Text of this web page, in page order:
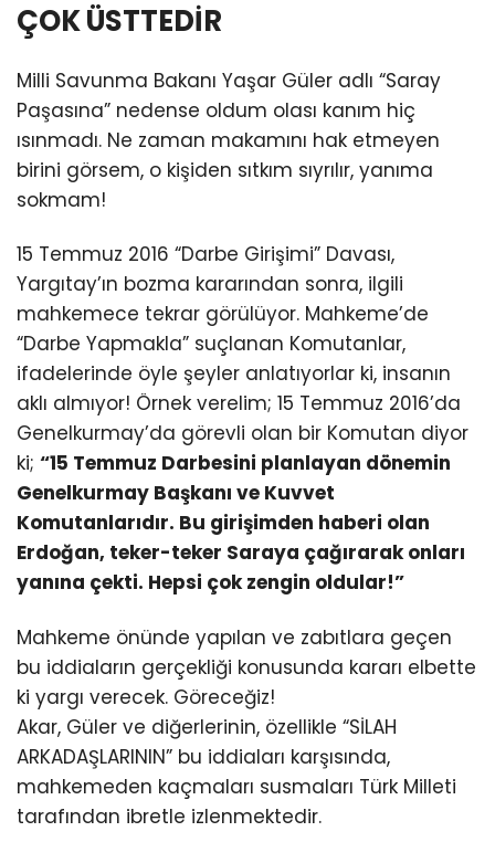
ÇOK ÜSTTEDİR
Milli Savunma Bakanı Yaşar Güler adlı “Saray
Paşasına” nedense oldum olası kanım hiç
ısınmadı. Ne zaman makamını hak etmeyen
birini görsem, o kişiden sıtkım sıyrılır, yanıma
sokmam!
15 Temmuz 2016 “Darbe Girişimi” Davası,
Yargıtay’ın bozma kararından sonra, ilgili
mahkemece tekrar görülüyor. Mahkeme’de
“Darbe Yapmakla” suçlanan Komutanlar,
ifadelerinde öyle şeyler anlatıyorlar ki, insanın
aklı almıyor! Örnek verelim; 15 Temmuz 2016’da
Genelkurmay’da görevli olan bir Komutan diyor
ki; “15 Temmuz Darbesini planlayan dönemin
Genelkurmay Başkanı ve Kuvvet
Komutanlarıdır. Bu girişimden haberi olan
Erdoğan, teker-teker Saraya çağırarak onları
yanına çekti. Hepsi çok zengin oldular!”
Mahkeme önünde yapılan ve zabıtlara geçen
bu iddiaların gerçekliği konusunda kararı elbette
ki yargı verecek. Göreceğiz!
Akar, Güler ve diğerlerinin, özellikle “SİLAH
ARKADAŞLARININ” bu iddiaları karşısında,
mahkemeden kaçmaları susmaları Türk Milleti
tarafından ibretle izlenmektedir.